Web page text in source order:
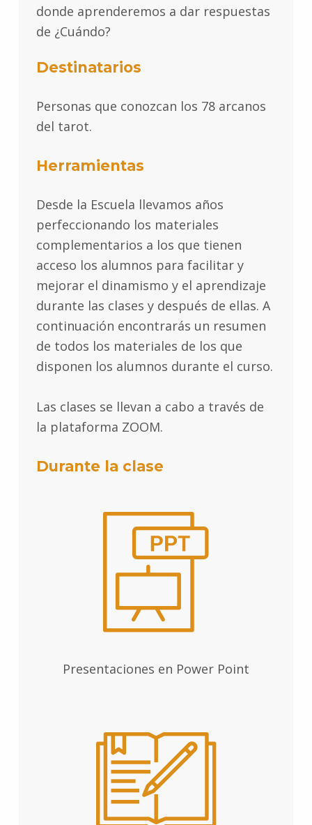
donde aprenderemos a dar respuestas
de ¿Cuándo?
Destinatarios
Personas que conozcan los 78 arcanos
del tarot.
Herramientas
Desde la Escuela llevamos años
perfeccionando los materiales
complementarios a los que tienen
acceso los alumnos para facilitar y
mejorar el dinamismo y el aprendizaje
durante las clases y después de ellas. A
continuación encontrarás un resumen
de todos los materiales de los que
disponen los alumnos durante el curso.
Las clases se llevan a cabo a través de
la plataforma ZOOM.
Durante la clase
Presentaciones en Power Point